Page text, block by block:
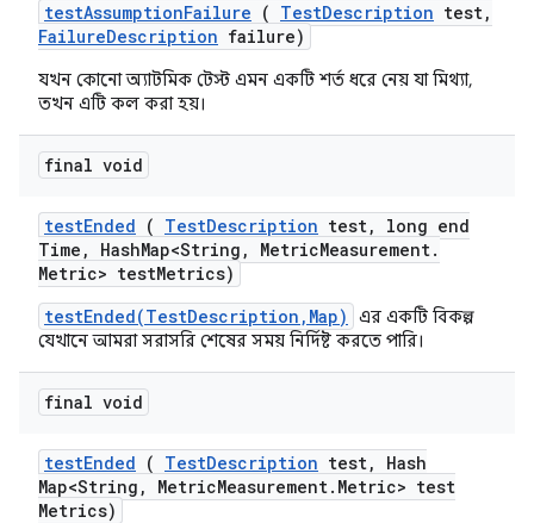
testAssumptionFailure ( TestDescription test,
FailureDescription failure)
যখন কোনো অ্যাটমিক টেস্ট এমন একটি শর্ত ধরে নেয় যা মিথ্যা,
তখন এটি কল করা হয়।
final void
testEnded ( TestDescription test,
long end
Time , HashMap<String , MetricMeasurement.
Metric> testMetrics)
testEnded(TestDescription,Map)
এর একটি বিকল্প
যেখানে আমরা সরাসরি শেষের সময় নির্দিষ্ট করতে পারি।
final void
testEnded ( TestDescription test,
Hash
Map<String , MetricMeasurement. Metric> test
Metrics)